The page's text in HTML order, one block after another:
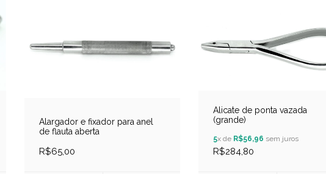
Alargador e fixador para anel
de flauta aberta
R$65,00
Alicate de ponta vazada
(grande)
5x de R$56,96 sem juros
R$284,80